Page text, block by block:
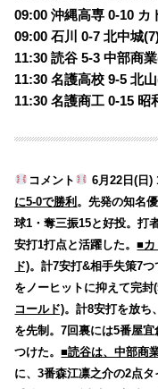
09:00 沖縄高専 0-10 カ
09:00 石川 0-7 北中城
11:30 読谷 5-3 中部商
11:30 名護高校 9-5 北
11:30 名護商工 0-15 昭
コメント 6月22日(日)
に5-0で勝利 。先発の知名
球1・奪三振15と好投。打
安打1打点と活躍した。■カ
ド)。計7安打&相手失策7
をノーヒットに抑えて完封
コールド)。計8安打を放ち
を先制。7回裏には5番屋
つけた。■読谷は、中部商
に、3番森江凛之介の2点